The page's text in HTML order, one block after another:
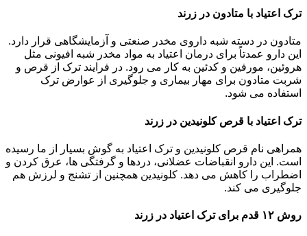
ترک اعتیاد با متادون در زرند
متادون در دسته شبه داروی مخدر صنعتی و آزمایشگاهی قرار دارد.
این دارو عمدتاً برای درمان اعتیاد به مواد مخدر شبه افیونی مثل
هروئین، مورفین و کدئین به کار می رود. در فرایند ترک از قرص و
شربت متادون برای مهار بیماری و جلوگیری از عوارض ترک
استفاده می شود.
ترک اعتیاد با قرص کلونیدین در زرند
همراهی نام قرص کلونیدین و ترک اعتیاد به گوش بسیار از ما رسیده
است. این دارو انقباضات عضلانی، دردها و گرفتگی ها، عرق کردن و
اضطراب را کاهش می دهد. کلونیدین همچنین از تشنج و لرزش هم
جلوگیری می کند.
روش ۱۲ قدم برای ترک اعتیاد در زرند